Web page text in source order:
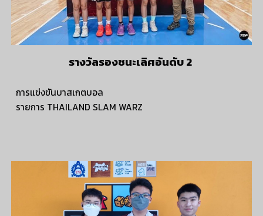
รางวัลรองชนะเลิศอันดับ 2
การแข่งขันบาสเกตบอล
รายการ THAILAND SLAM WARZ